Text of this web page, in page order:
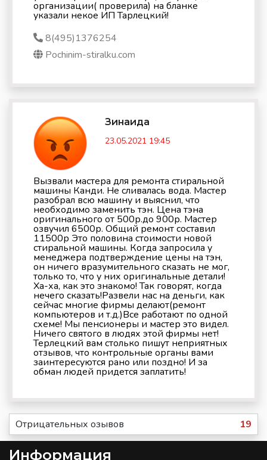
организации( проверила) на бланке
указали некое ИП Тарлецкий!
8(495)1376254
Pochinim-stiralku.com
Зинаида
23.05.2021 19:45
Вызвали мастера для ремонта стиральной
машины Канди. Не сливалась вода. Мастер
разобрал всю машину и выяснил, что
необходимо заменить тэн. Цена тэна
оригинального от 500р.до 900р. Мастер
озвучил 6500р. Общий ремонт составил
11500р Это половина стоимости новой
стиральной машины. Когда запросила у
менеджера подтверждение цены на тэн,
он ничего вразумительного сказать не мог,
только то, что у них оригинальные детали!
Ха-ха, как это знакомо! Так говорят, когда
нечего сказать!Развели нас на деньги, как
сейчас многие фирмы делают(ремонт
компьютеров и т.д.)Все работают по одной
схеме! Мы пенсионеры и мастер это видел.
Ничего святого в людях этой фирмы нет!
Терлецкий вам столько пишут неприятных
отзывов, что контрольные органы вами
заинтересуются рано или поздно! И за
обман людей придется заплатить!
Отрицательных озывов 19
Информация